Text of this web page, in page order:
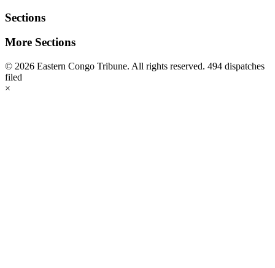
Sections
More Sections
© 2026 Eastern Congo Tribune. All rights reserved. 494 dispatches
filed
×